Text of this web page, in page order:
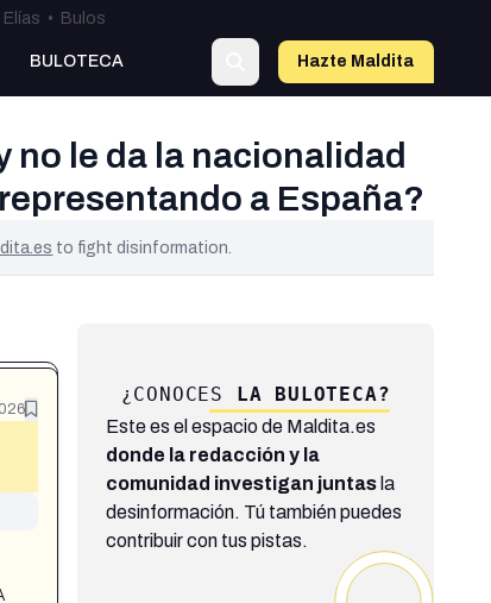
• Bulos
BULOTECA Hazte Maldita
no le da la nacionalidad
a España?
to fight disinformation.
¿CONOCES LA BULOTECA?
Este es el espacio de Maldita.es
donde la redacción y la
comunidad investigan juntasla
desinformación. Tú también puedes
contribuir con tus pistas.